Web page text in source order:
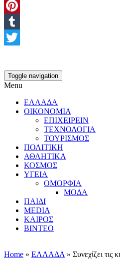
Instagram
Pinterest
Tumblr
Toggle navigation
Menu
ΕΛΛΑΔΑ
ΟΙΚΟΝΟΜΙΑ
ΕΠΙΧΕΙΡΕΙΝ
ΤΕΧΝΟΛΟΓΙΑ
ΤΟΥΡΙΣΜΟΣ
ΠΟΛΙΤΙΚΗ
ΑΘΛΗΤΙΚΑ
ΚΟΣΜΟΣ
ΥΓΕΙΑ
ΟΜΟΡΦΙΑ
ΜΟΔΑ
ΠΑΙΔΙ
MEDIA
ΚΑΙΡΟΣ
ΒΙΝΤΕΟ
Home » ΕΛΛΑΔΑ » Συνεχίζει